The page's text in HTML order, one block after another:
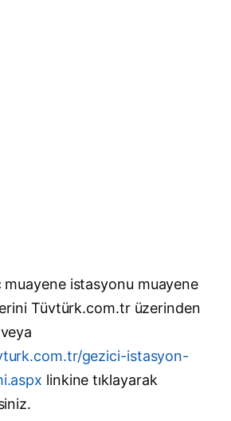
muayene istasyonu muayene
Tüvtürk.com.tr üzerinden
gezici-istasyon-
linkine tıklayarak